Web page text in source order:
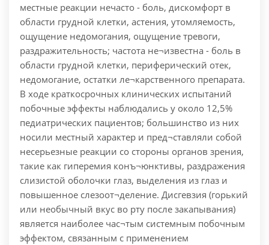
местные реакции нечасто - боль, дискомфорт в
области грудной клетки, астения, утомляемость,
ощущение недомогания, ощущение тревоги,
раздражительность; частота не¬известна - боль в
области грудной клетки, периферический отек,
недомогание, остатки ле¬карственного препарата.
В ходе краткосрочных клинических испытаний
побочные эффекты наблюдались у около 12,5%
педиатрических пациентов; большинство из них
носили местный характер и пред¬ставляли собой
несерьезные реакции со стороны органов зрения,
такие как гиперемия конъ¬юнктивы, раздражения
слизистой оболочки глаз, выделения из глаз и
повышенное слезоот¬деление. Дисгевзия (горький
или необычный вкус во рту после закапывания)
является наиболее час¬тым системным побочным
эффектом, связанным с применением